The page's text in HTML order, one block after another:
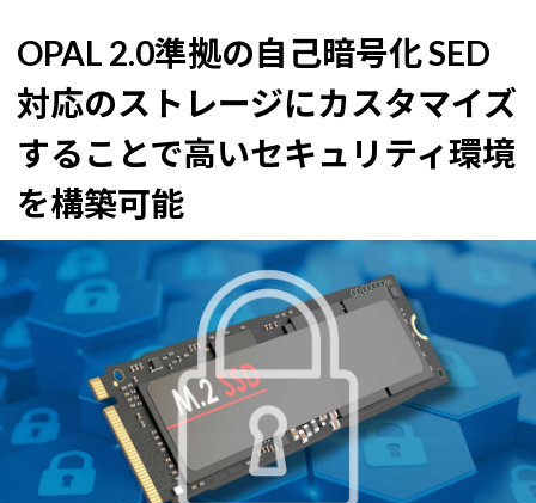
OPAL 2.0準拠の自己暗号化 SED
対応のストレージにカスタマイズ
することで高いセキュリティ環境
を構築可能